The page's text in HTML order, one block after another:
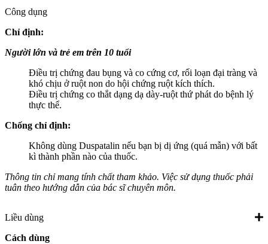
Công dụng
Chỉ định:
Người lớn và trẻ em trên 10 tuổi
Điều trị chứng đau bụng và co cứng cơ, rối loạn đại tràng và
khó chịu ở ruột non do hội chứng ruột kích thích.
Điều trị chứng co thắt dạng dạ dày-ruột thứ phát do bệnh lý
thực thể.
Chống chỉ định:
Không dùng Duspatalin nếu bạn bị dị ứng (quá mẫn) với bất
kì thành phần nào của thuốc.
Thông tin chỉ mang tính chất tham khảo. Việc sử dụng thuốc phải
tuân theo hướng dẫn của bác sĩ chuyên môn.
Liều dùng
Cách dùng